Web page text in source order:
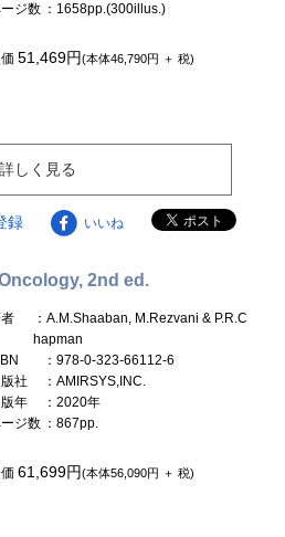
ジ数 ：1658pp.(300illus.)
価51,469円(本体46,790円 ＋ 税)
詳しく見る
録 いいね
2nd ed.
：A.M.Shaaban, M.Rezvani & P.R.C
hapman
：978-0-323-66112-6
社
：AMIRSYS,INC.
年
：2020年
ジ数 ：867pp.
価61,699円(本体56,090円 ＋ 税)